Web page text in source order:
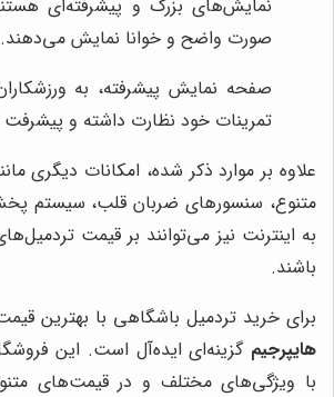
نمایش‌های بزرگ و پیشرفته‌ای
صورت واضح و خوانا نمایش می‌دهند.
صفحه نمایش پیشرفته، به
تمرینات خود نظارت داشته و پیشرفت
علاوه بر موارد ذکر شده، امکانات دیگری
متنوع، سنسورهای ضربان قلب، سیستم
به اینترنت نیز می‌توانند بر قیمت
باشند.
برای خرید تردمیل باشگاهی با بهترین
هایپرجیم گزینه‌ای ایده‌آل است. این
با ویژگی‌های مختلف و در قیمت‌های